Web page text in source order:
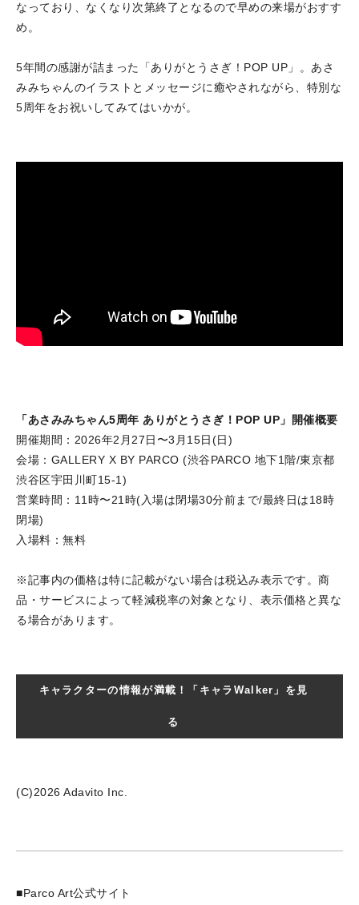
なっており、なくなり次第終了となるので早めの来場がおすす
め。
5年間の感謝が詰まった「ありがとうさぎ！POP UP」。あさ
みみちゃんのイラストとメッセージに癒やされながら、特別な
5周年をお祝いしてみてはいかが。
「あさみみちゃん5周年 ありがとうさぎ！POP UP」開催概要
開催期間：2026年2月27日〜3月15日(日)
会場：GALLERY X BY PARCO (渋谷PARCO 地下1階/東京都
渋谷区宇田川町15-1)
営業時間：11時〜21時(入場は閉場30分前まで/最終日は18時
閉場)
入場料：無料
※記事内の価格は特に記載がない場合は税込み表示です。商
品・サービスによって軽減税率の対象となり、表示価格と異な
る場合があります。
キャラクターの情報が満載！「キャラWalker」を見
る
(C)2026 Adavito Inc.
■Parco Art公式サイト